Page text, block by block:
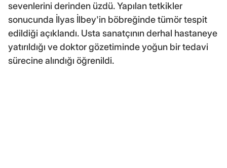
sevenlerini derinden üzdü. Yapılan tetkikler
sonucunda İlyas İlbey'in böbreğinde tümör tespit
edildiği açıklandı. Usta sanatçının derhal hastaneye
yatırıldığı ve doktor gözetiminde yoğun bir tedavi
sürecine alındığı öğrenildi.